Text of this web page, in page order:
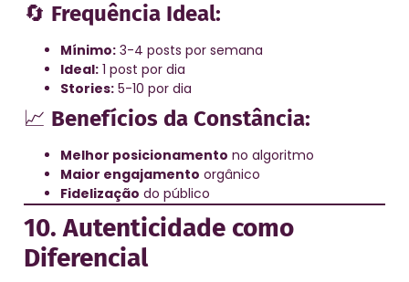
🔄 Frequência Ideal:
Mínimo: 3-4 posts por semana
Ideal: 1 post por dia
Stories: 5-10 por dia
📈 Benefícios da Constância:
Melhor posicionamento no algoritmo
Maior engajamento orgânico
Fidelização do público
10. Autenticidade como
Diferencial